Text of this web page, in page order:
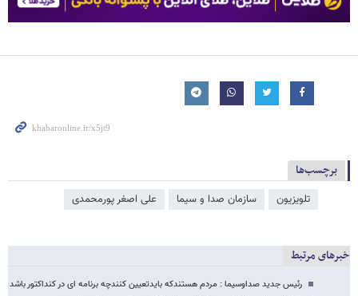
برچسب‌ها
تلویزیون سازمان صدا و سیما علی اصغر پورمحمدی
خبرهای مرتبط
رئیس جدید صداوسیما : مردم هستندکه بایدتعیین کنندچه برنامه ای در کنداکتور باشد